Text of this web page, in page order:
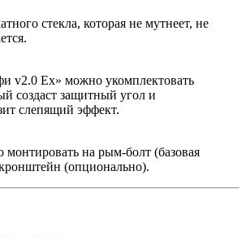
стекла, которая не мутнеет, не
v2.0 Ех» можно укомплектовать
создаст защитный угол и
слепящий эффект.
на рым-болт (базовая
(опционально).